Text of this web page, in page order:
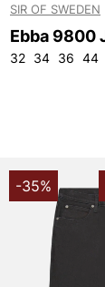
SIR OF SWEDEN
32 34 36 44
-35%